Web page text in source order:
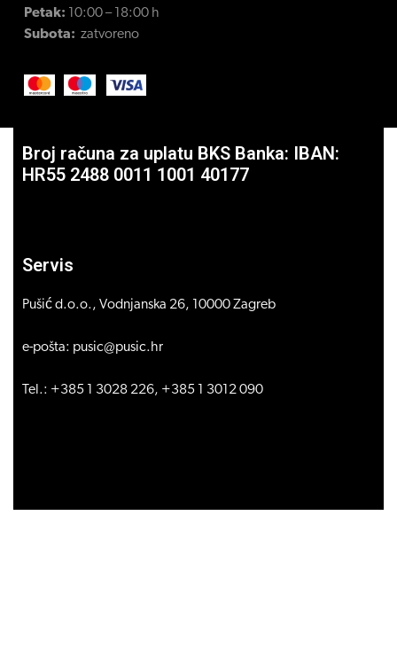
Petak: 10:00 – 18:00 h
Subota: zatvoreno
Broj računa za uplatu BKS Banka: IBAN:
HR55 2488 0011 1001 40177
Servis
Pušić d.o.o., Vodnjanska 26, 10000 Zagreb
e-pošta: pusic@pusic.hr
Tel.: +385 1 3028 226, +385 1 3012 090